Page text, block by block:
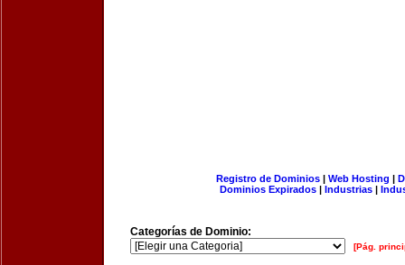
Registro de Dominios| Web Hosting |
Dominios Expirados | Industrias |
Categorías de Dominio:
[Pág.